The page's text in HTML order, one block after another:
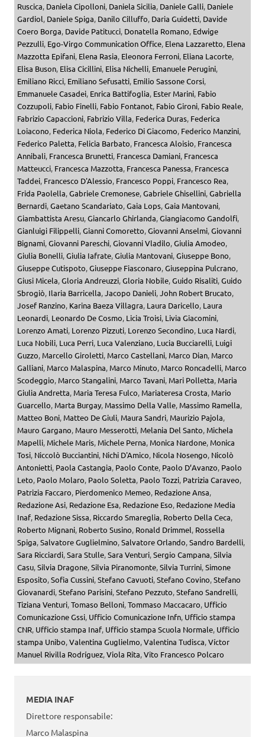
Ruscica, Daniela Cipolloni, Daniela Sicilia, Daniele Galli, Daniele
Gardiol, Daniele Spiga, Danilo Cilluffo, Daria Guidetti, Davide
Coero Borga, Davide Patitucci, Donatella Romano, Edwige
Pezzulli, Ego-Virgo Communication Office, Elena Lazzaretto, Elena
Mazzotta Epifani, Elena Rasia, Eleonora Ferroni, Eliana Lacorte,
Elisa Buson, Elisa Cicillini, Elisa Nichelli, Emanuele Perugini,
Emiliano Ricci, Emiliano Sefusatti, Emilio Sassone Corsi,
Emmanuele Casadei, Enrica Battifoglia, Ester Marini, Fabio
Cozzupoli, Fabio Finelli, Fabio Fontanot, Fabio Gironi, Fabio Reale,
Fabrizio Capaccioni, Fabrizio Villa, Federica Duras, Federica
Loiacono, Federica Niola, Federico Di Giacomo, Federico Manzini,
Federico Paletta, Felicia Barbato, Francesca Aloisio, Francesca
Annibali, Francesca Brunetti, Francesca Damiani, Francesca
Matteucci, Francesca Mazzotta, Francesca Panessa, Francesca
Taddei, Francesco D'Alessio, Francesco Poppi, Francesco Rea,
Frida Paolella,Gabriele Cremonese,Gabriele Ghisellini,Gabriella
Bernardi,Gaetano Scandariato,Gaia Lops,Gaia Mantovani,
Giambattista Aresu,Giancarlo Ghirlanda,Giangiacomo Gandolfi,
Gianluigi Filippelli,Gianni Comoretto,Giovanni Anselmi,Giovanni
Bignami,Giovanni Pareschi,Giovanni Vladilo,Giulia Amodeo,
Giulia Bonelli,Giulia Iafrate,Giulia Mantovani,Giuseppe Bono,
Giuseppe Cutispoto,Giuseppe Fiasconaro,Giuseppina Pulcrano,
Giusi Micela,Gloria Andreuzzi,Gloria Nobile,Guido Risaliti,Guido
Sbrogiò, Ilaria Barricella,Jacopo Danieli,John Robert Brucato,
Josef Ranzino, Karina Baeza Villagra, Laura Daricello, Laura
Leonardi, Leonardo De Cosmo, Licia Troisi, Livia Giacomini,
Lorenzo Amati, Lorenzo Pizzuti, Lorenzo Secondino, Luca Nardi,
Luca Nobili, Luca Perri, Luca Valenziano, Lucia Bucciarelli, Luigi
Guzzo, Marcello Giroletti, Marco Castellani, Marco Dian, Marco
Galliani, Marco Malaspina, Marco Minuto, Marco Roncadelli, Marco
Scodeggio, Marco Stangalini, Marco Tavani, Mari Polletta, Maria
Giulia Andretta, Maria Teresa Fulco, Mariateresa Crosta, Mario
Guarcello, Marta Burgay, Massimo Della Valle, Massimo Ramella,
Matteo Boni, Matteo De Giuli, Maura Sandri, Maurizio Pajola,
Mauro Gargano, Mauro Messerotti, Melania Del Santo, Michela
Mapelli, Michele Maris, Michele Perna, Monica Nardone, Monica
Tosi, Niccolò Bucciantini, Nichi D'Amico, Nicola Nosengo, Nicolò
Antonietti, Paola Castangia, Paolo Conte, Paolo D’Avanzo, Paolo
Leto, Paolo Molaro, Paolo Soletta, Paolo Tozzi, Patrizia Caraveo,
Patrizia Faccaro, Pierdomenico Memeo, Redazione Ansa,
Redazione Asi, Redazione Esa, Redazione Eso, Redazione Media
Inaf, Redazione Sissa, Riccardo Smareglia, Roberto Della Ceca,
Roberto Mignani, Roberto Susino, Ronald Drimmel, Rossella
Spiga,Salvatore Guglielmino,Salvatore Orlando,Sandro Bardelli,
Sara Ricciardi,Sara Stulle,Sara Venturi,Sergio Campana,Silvia
Casu,Silvia Dragone,Silvia Piranomonte,Silvia Turrini,Simone
Esposito,Sofia Cussini,Stefano Cavuoti,Stefano Covino,Stefano
Giovanardi,Stefano Parisini,Stefano Pezzuto,Stefano Sandrelli,
Tiziana Venturi,Tomaso Belloni,Tommaso Maccacaro, Ufficio
Comunicazione Gssi, Ufficio Comunicazione Infn, Ufficio stampa
CNR, Ufficio stampa Inaf, Ufficio stampa Scuola Normale, Ufficio
stampa Unibo,Valentina Guglielmo,Valentina Tudisca,Víctor
Manuel Rivilla Rodríguez,Viola Rita,Vito Francesco Polcaro
MEDIA INAF
Direttore responsabile:
Marco Malaspina